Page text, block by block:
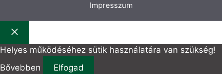
Impresszum
Schließen
Helyes működéséhez sütik használatára van szükség!
Bővebben
Elfogad